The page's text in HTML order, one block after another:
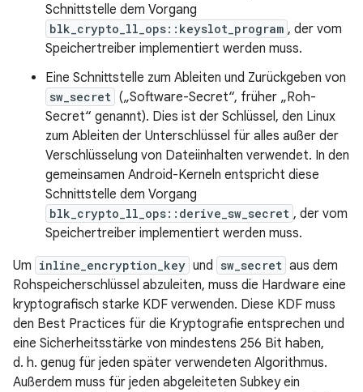
Schnittstelle dem Vorgang
blk_crypto_ll_ops::keyslot_program , der vom
Speichertreiber implementiert werden muss.
Eine Schnittstelle zum Ableiten und Zurückgeben von
sw_secret („Software-Secret“, früher „Roh-
Secret“ genannt). Dies ist der Schlüssel, den Linux
zum Ableiten der Unterschlüssel für alles außer der
Verschlüsselung von Dateiinhalten verwendet. In den
gemeinsamen Android-Kerneln entspricht diese
Schnittstelle dem Vorgang
blk_crypto_ll_ops::derive_sw_secret , der vom
Speichertreiber implementiert werden muss.
Um inline_encryption_key und sw_secret aus dem
Rohspeicherschlüssel abzuleiten, muss die Hardware eine
kryptografisch starke KDF verwenden. Diese KDF muss
den Best Practices für die Kryptografie entsprechen und
eine Sicherheitsstärke von mindestens 256 Bit haben,
d. h. genug für jeden später verwendeten Algorithmus.
Außerdem muss für jeden abgeleiteten Subkey ein